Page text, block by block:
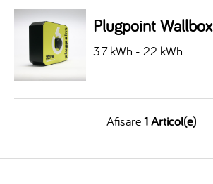
Plugpoint Wallbox
3.7 kWh - 22 kWh
Afisare1 Articol(e)